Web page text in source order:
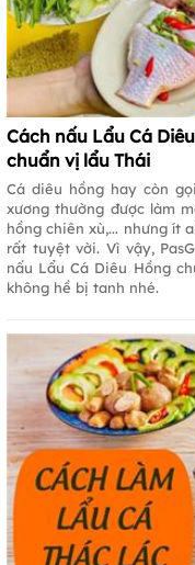
Cách nấu Lẩu Cá
chuẩn vị lẩu Thái
Cá diêu hồng hay còn
xương thường được làm
hồng chiên xù,... nhưng ít
rất tuyệt vời. Vì vậy,
nấu Lẩu Cá Diêu Hồng
không hề bị tanh nhé.